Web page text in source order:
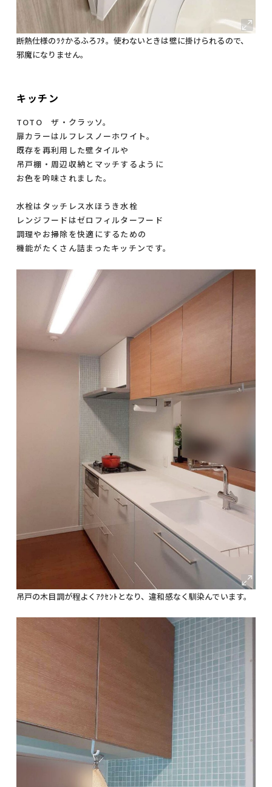
断熱仕様のﾗｸかるふろﾌﾀ。使わないときは壁に掛けられるので、
邪魔になりません。
キッチン
TOTO ザ・クラッソ。
扉カラーはルフレスノーホワイト。
既存を再利用した壁タイルや
吊戸棚・周辺収納とマッチするように
お色を吟味されました。
水栓はタッチレス水ほうき水栓
レンジフードはゼロフィルターフード
調理やお掃除を快適にするための
機能がたくさん詰まったキッチンです。
吊戸の木目調が程よくｱｸｾﾝﾄとなり、違和感なく馴染んでいます。